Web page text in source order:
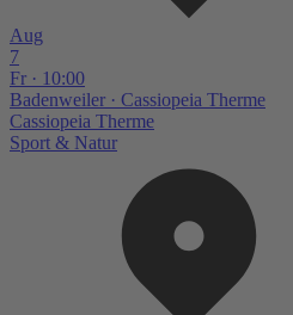
Aug
7
Fr · 10:00
Badenweiler · Cassiopeia Therme
Cassiopeia Therme
Sport & Natur